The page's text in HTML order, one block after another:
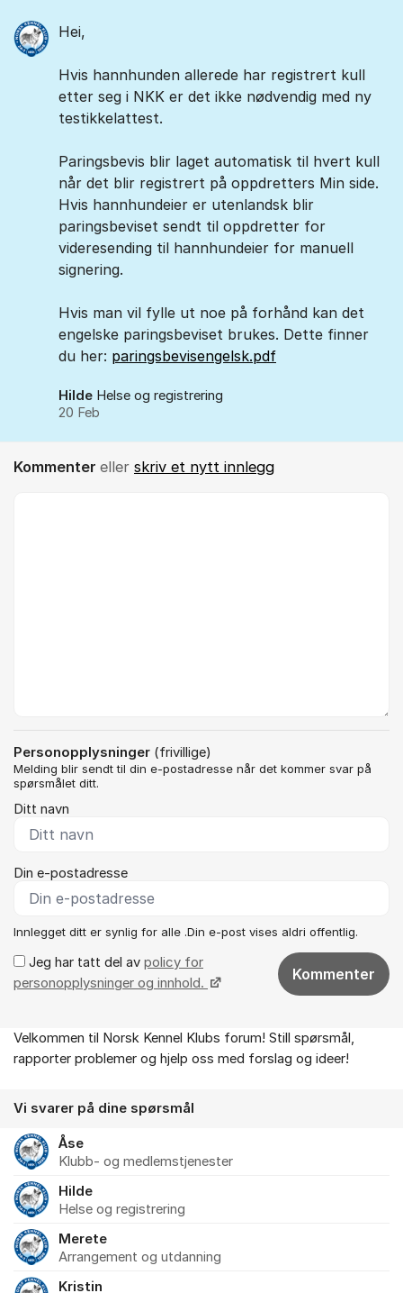
Hei,
Hvis hannhunden allerede har registrert kull
etter seg i NKK er det ikke nødvendig med ny
testikkelattest.
Paringsbevis blir laget automatisk til hvert kull
når det blir registrert på oppdretters Min side.
Hvis hannhundeier er utenlandsk blir
paringsbeviset sendt til oppdretter for
videresending til hannhundeier for manuell
signering.
Hvis man vil fylle ut noe på forhånd kan det
engelske paringsbeviset brukes. Dette finner
du her: paringsbevisengelsk.pdf
Hilde Helse og registrering
20 Feb
Kommenter eller skriv et nytt innlegg
Personopplysninger (frivillige)
Melding blir sendt til din e-postadresse når det kommer svar på
spørsmålet ditt.
Ditt navn
Din e-postadresse
Innlegget ditt er synlig for alle .Din e-post vises aldri offentlig.
Jeg har tatt del av policy for
personopplysninger og innhold.
Kommenter
Om forumet
Velkommen til Norsk Kennel Klubs forum! Still spørsmål,
rapporter problemer og hjelp oss med forslag og ideer!
Vi svarer på dine spørsmål
Åse
Klubb- og medlemstjenester
Hilde
Helse og registrering
Merete
Arrangement og utdanning
Kristin